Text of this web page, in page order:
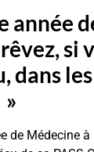
année
si
dans
de Médecine